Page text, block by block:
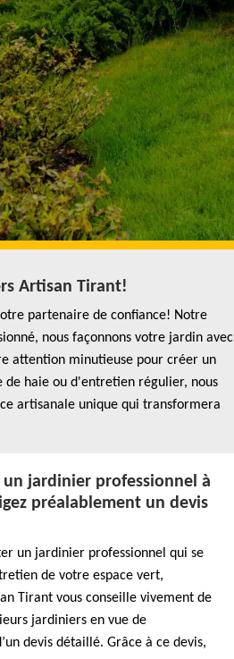
Artisan Tirant!
partenaire de confiance! Notre
nous façonnons votre jardin avec
attention minutieuse pour créer un
de haie ou d'entretien régulier, nous
artisanale unique qui transformera
un jardinier professionnel à
préalablement un devis
un jardinier professionnel qui se
de votre espace vert,
Tirant vous conseille vivement de
jardiniers en vue de
devis détaillé. Grâce à ce devis,